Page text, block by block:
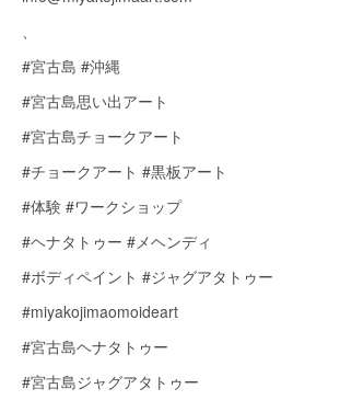
、
#宮古島 #沖縄
#宮古島思い出アート
#宮古島チョークアート
#チョークアート #黒板アート
#体験 #ワークショップ
#ヘナタトゥー #メヘンディ
#ボディペイント #ジャグアタトゥー
#miyakojimaomoideart
#宮古島ヘナタトゥー
#宮古島ジャグアタトゥー